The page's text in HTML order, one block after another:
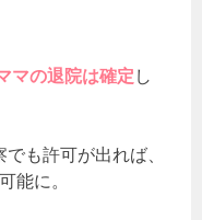
マの退院は確定 し
も許可が出れば、
能に。